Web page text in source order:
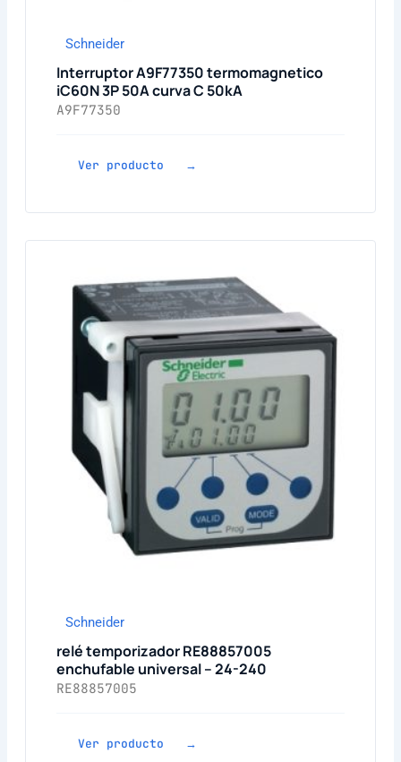
Schneider
Interruptor A9F77350 termomagnetico
iC60N 3P 50A curva C 50kA
A9F77350
Ver producto →
Schneider
relé temporizador RE88857005
enchufable universal – 24-240
RE88857005
Ver producto →